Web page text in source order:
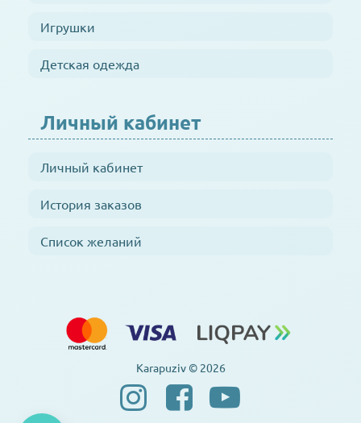
Игрушки
Детская одежда
Личный кабинет
Личный кабинет
История заказов
Список желаний
Karapuziv © 2026